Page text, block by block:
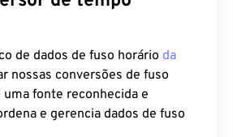
de dados de fuso horário da
nossas conversões de fuso
uma fonte reconhecida e
e gerencia dados de fuso